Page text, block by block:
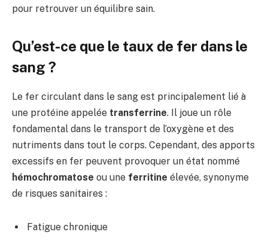
pour retrouver un équilibre sain.
Qu’est-ce que le taux de fer dans le
sang ?
Le fer circulant dans le sang est principalement lié à
une protéine appelée transferrine. Il joue un rôle
fondamental dans le transport de l’oxygène et des
nutriments dans tout le corps. Cependant, des apports
excessifs en fer peuvent provoquer un état nommé
hémochromatose ou une ferritine élevée, synonyme
de risques sanitaires :
Fatigue chronique